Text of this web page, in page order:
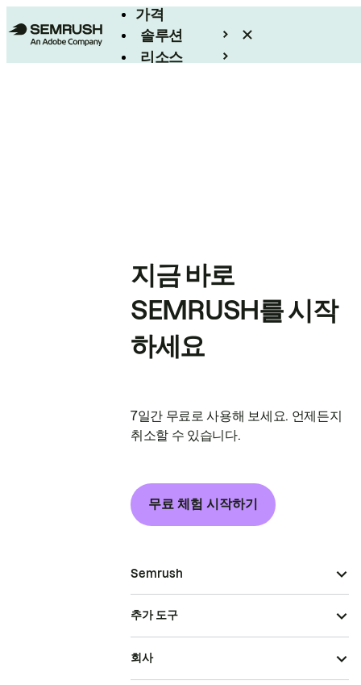
가격
솔루션
리소스
지금 바로
SEMRUSH를 시작
하세요
7일간 무료로 사용해 보세요. 언제든지
취소할 수 있습니다.
무료 체험 시작하기
Semrush
추가 도구
회사